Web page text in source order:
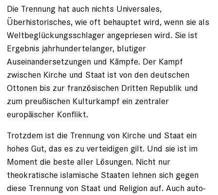
Die Trennung hat auch nichts Universales,
Überhistorisches, wie oft behauptet wird, wenn sie als
Weltbeglückungsschlager angepriesen wird. Sie ist
Ergebnis jahrhundertelanger, blutiger
Auseinandersetzungen und Kämpfe. Der Kampf
zwischen Kirche und Staat ist von den deutschen
Ottonen bis zur französischen Dritten Republik und
zum preußischen Kulturkampf ein zentraler
europäischer Konflikt.
Trotzdem ist die Trennung von ­Kirche und Staat ein
hohes Gut, das es zu verteidigen gilt. Und sie ist im
Moment die beste aller Lösungen. Nicht nur
theokratische islamische Staaten lehnen sich gegen
diese Trennung von Staat und Religion auf. Auch auto­